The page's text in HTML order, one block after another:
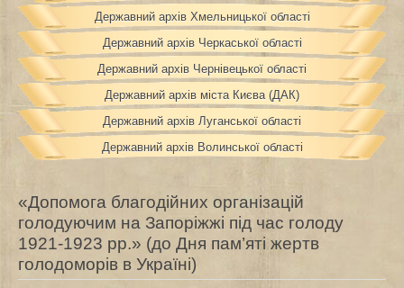
Державний архів Хмельницької області
Державний архів Черкаської області
Державний архів Чернівецької області
Державний архів міста Києва (ДАК)
Державний архів Луганської області
Державний архів Волинської області
«Допомога благодійних організацій
голодуючим на Запоріжжі під час голоду
1921-1923 рр.» (до Дня пам’яті жертв
голодоморів в Україні)